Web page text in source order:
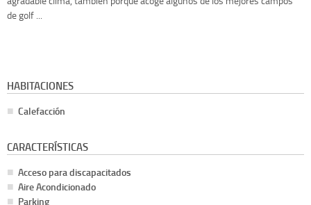
de golf ...
HABITACIONES
Calefacción
CARACTERÍSTICAS
Acceso para discapacitados
Aire Acondicionado
Parking